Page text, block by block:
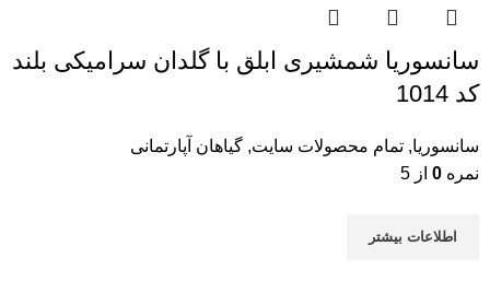
سانسوریا شمشیری ابلق با گلدان سرامیکی بلند
کد 1014
سانسوریا, تمام محصولات سایت, گیاهان آپارتمانی
نمره 0 از 5
اطلاعات بیشتر